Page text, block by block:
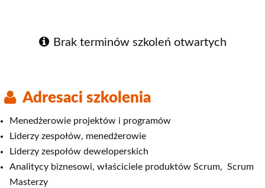
Brak terminów szkoleń otwartych
Adresaci szkolenia
Menedżerowie projektów i programów
Liderzy zespołów, menedżerowie
Liderzy zespołów deweloperskich
Analitycy biznesowi, właściciele produktów Scrum, Scrum
Masterzy